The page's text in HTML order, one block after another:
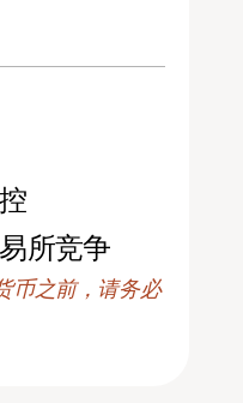
所竞争
币之前，请务必